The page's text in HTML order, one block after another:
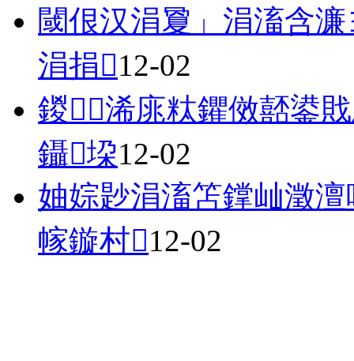
閾佷汉涓夐」涓滀含
涓捐12-02
鍐浠庣粏鑺傚嚭鍙
鑷垜12-02
妯婃尟涓滀笘鐣屾澂
幏鏇村12-02